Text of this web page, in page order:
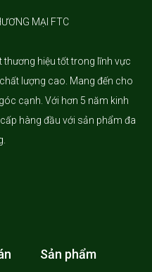
MẠI FTC
hiệu tốt trong lĩnh vực
lượng cao. Mang đến cho
cạnh. Với hơn 5 năm kinh
hàng đầu với sản phẩm đa
Sản phẩm